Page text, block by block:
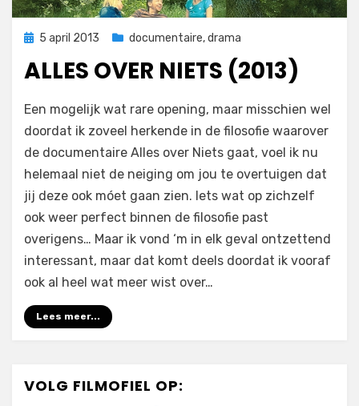
Geplaatst
5 april 2013 documentaire,drama
ALLES OVER NIETS (2013)
Filmofiel.nl
1 reactieop
Alles
over
Niets
(2013)
Een mogelijk wat rare opening, maar misschien wel
doordat ik zoveel herkende in de filosofie waarover
de documentaire Alles over Niets gaat, voel ik nu
helemaal niet de neiging om jou te overtuigen dat
jij deze ook móet gaan zien. Iets wat op zichzelf
ook weer perfect binnen de filosofie past
overigens… Maar ik vond ‘m in elk geval ontzettend
interessant, maar dat komt deels doordat ik vooraf
ook al heel wat meer wist over…
Lees meer...
VOLG FILMOFIEL OP: